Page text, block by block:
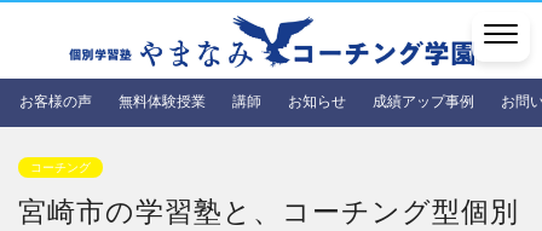
お客様の声 無料体験授業 講師 お知らせ 成績アップ事例 お問
コーチング
宮崎市の学習塾と、コーチング型個別